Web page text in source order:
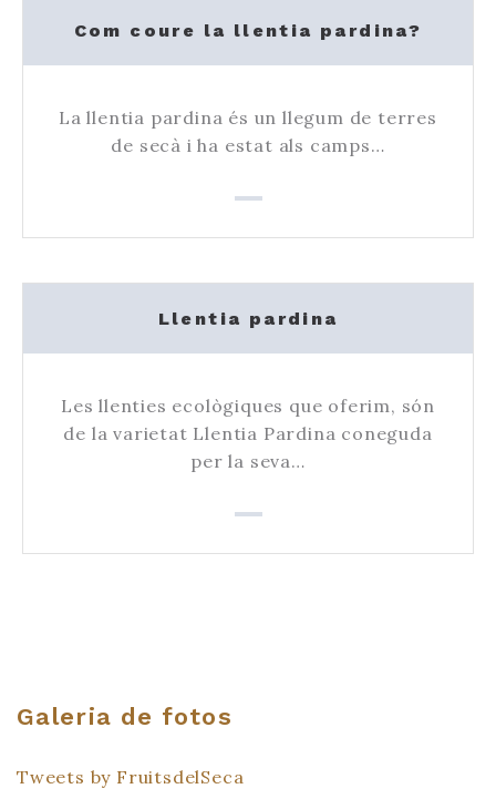
Com coure la llentia pardina?
La llentia pardina és un llegum de terres
de secà i ha estat als camps…
Llentia pardina
Les llenties ecològiques que oferim, són
de la varietat Llentia Pardina coneguda
per la seva…
Galeria de fotos
Tweets by FruitsdelSeca